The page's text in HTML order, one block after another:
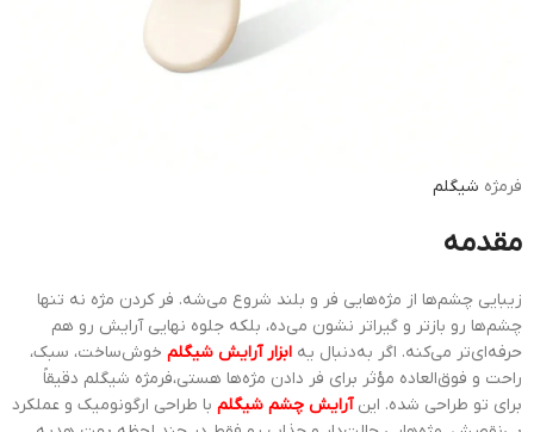
فرمژه شیگلم
مقدمه
زیبایی چشم‌ها از مژه‌هایی فر و بلند شروع می‌شه. فر کردن مژه نه تنها
چشم‌ها رو بازتر و گیراتر نشون می‌ده، بلکه جلوه نهایی آرایش رو هم
حرفه‌ای‌تر می‌کنه. اگر به‌دنبال یه ابزار آرایش شیگلم خوش‌ساخت، سبک،
راحت و فوق‌العاده مؤثر برای فر دادن مژه‌ها هستی،فرمژه شیگلم دقیقاً
برای تو طراحی شده. اینآرایش چشم شیگلم با طراحی ارگونومیک و عملکرد